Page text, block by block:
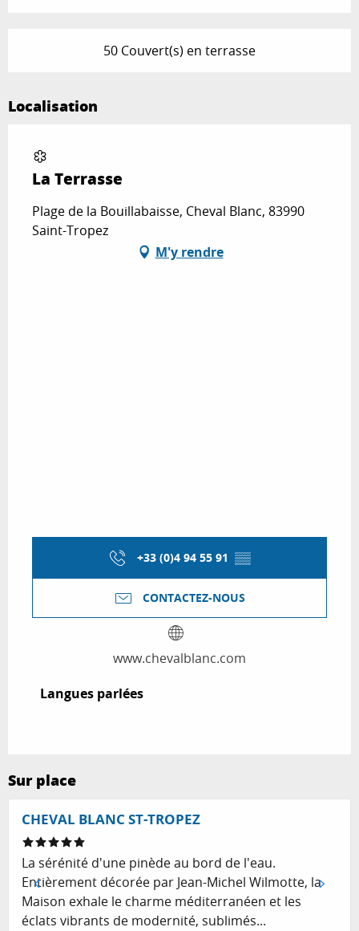
50 Couvert(s) en terrasse
Localisation
La Terrasse
Plage de la Bouillabaisse, Cheval Blanc, 83990
Saint-Tropez
M'y rendre
+33 (0)4 94 55 91 ▒▒
CONTACTEZ-NOUS
www.chevalblanc.com
Langues parlées
Langues parlées
Sur place
CHEVAL BLANC ST-TROPEZ
La sérénité d'une pinède au bord de l'eau.
Entièrement décorée par Jean-Michel Wilmotte, la
Maison exhale le charme méditerranéen et les
éclats vibrants de modernité, sublimés...